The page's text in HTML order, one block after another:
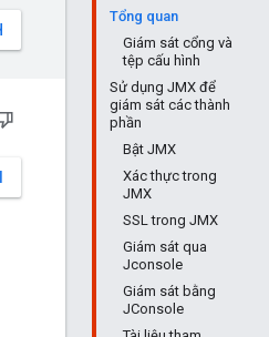
Tổng quan
Giám sát cổng và
tệp cấu hình
Sử dụng JMX để
giám sát các thành
phần
Bật JMX
Xác thực trong
JMX
SSL trong JMX
Giám sát qua
Jconsole
Giám sát bằng
JConsole